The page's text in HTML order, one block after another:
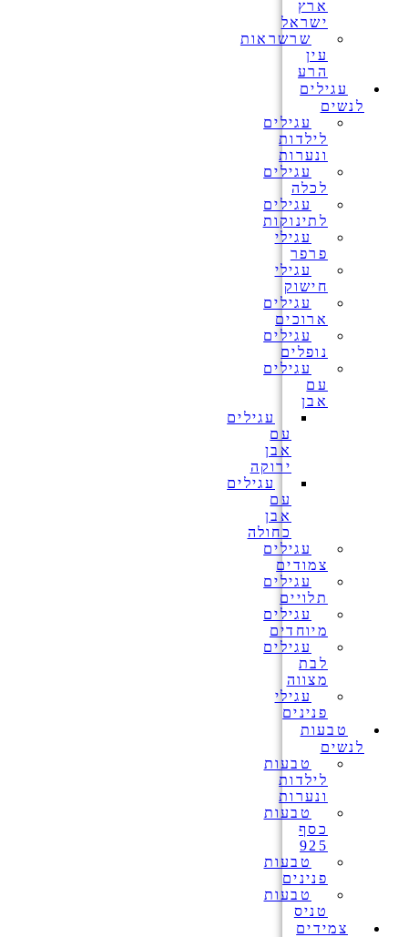
ארץ
ישראל
שרשראות
עין
הרע
עגילים
לנשים
עגילים
לילדות
ונערות
עגילים
לכלה
עגילים
לתינוקות
עגילי
פרפר
עגילי
חישוק
עגילים
ארוכים
עגילים
נופלים
עגילים
עם
אבן
עגילים
עם
אבן
ירוקה
עגילים
עם
אבן
כחולה
עגילים
צמודים
עגילים
תלויים
עגילים
מיוחדים
עגילים
לבת
מצווה
עגילי
פנינים
טבעות
לנשים
טבעות
לילדות
ונערות
טבעות
כסף
925
טבעות
פנינים
טבעות
טניס
צמידים